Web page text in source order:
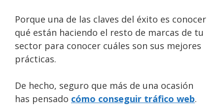
Porque una de las claves del éxito es conocer
qué están haciendo el resto de marcas de tu
sector para conocer cuáles son sus mejores
prácticas.
De hecho, seguro que más de una ocasión
has pensado cómo conseguir tráfico web.